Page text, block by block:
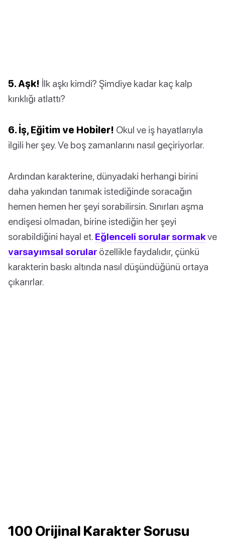
5. Aşk! İlk aşkı kimdi? Şimdiye kadar kaç kalp
kırıklığı atlattı?
6. İş, Eğitim ve Hobiler! Okul ve iş hayatlarıyla
ilgili her şey. Ve boş zamanlarını nasıl geçiriyorlar.
Ardından karakterine, dünyadaki herhangi birini
daha yakından tanımak istediğinde soracağın
hemen hemen her şeyi sorabilirsin. Sınırları aşma
endişesi olmadan, birine istediğin her şeyi
sorabildiğini hayal et. Eğlenceli sorular sormakve
varsayımsal sorular özellikle faydalıdır, çünkü
karakterin baskı altında nasıl düşündüğünü ortaya
çıkarırlar.
100 Orijinal Karakter Sorusu